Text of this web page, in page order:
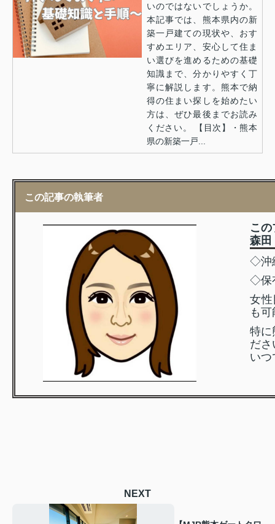
いのではないでしょうか。
本記事では、熊本県内の新
築一戸建ての現状や、おす
すめエリア、安心して住ま
い選びを進めるための基礎
知識まで、分かりやすく丁
寧に解説します。熊本で納
得の住まい探しを始めたい
方は、ぜひ最後までお読み
ください。 【目次】・熊本
県の新築一戸...
この記事の執筆者
こ
森田
◇沖
◇保
女性
も
特に
ださ
いつ
NEXT